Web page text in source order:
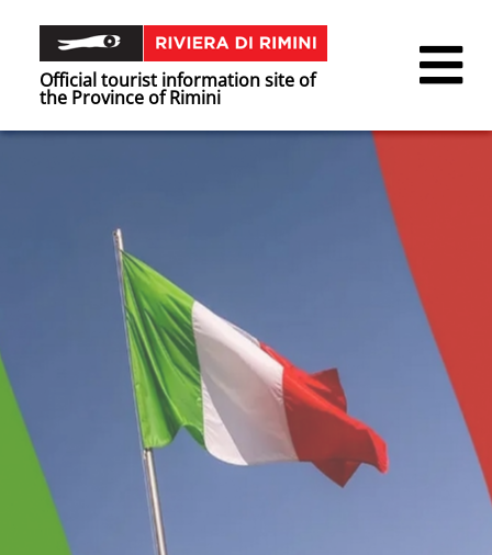
Official tourist information site of
the Province of Rimini